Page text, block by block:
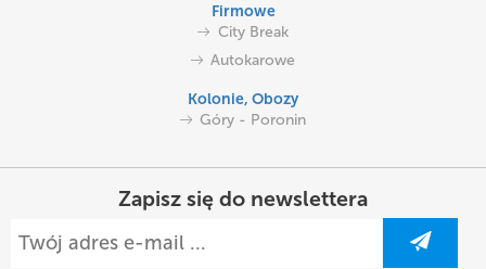
Firmowe
City Break
Autokarowe
Kolonie, Obozy
Góry - Poronin
Zapisz się do newslettera